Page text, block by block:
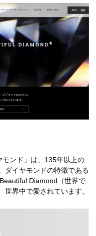
ンド」は、135年以上の
ダイヤモンドの特徴である
Diamond（世界で
界中で愛されています。